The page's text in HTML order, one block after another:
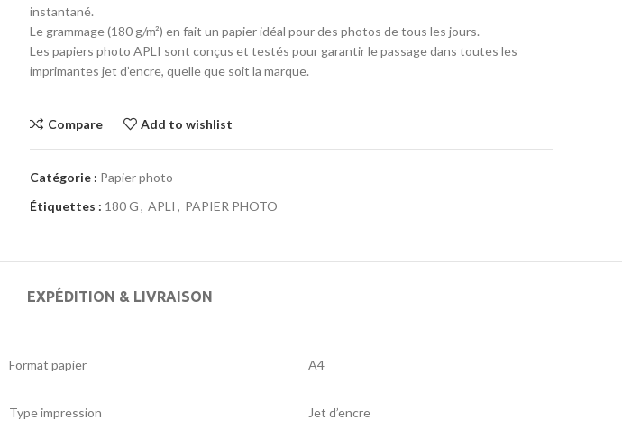
instantané.
Le grammage (180 g/m²) en fait un papier idéal pour des photos de tous les jours.
Les papiers photo APLI sont conçus et testés pour garantir le passage dans toutes les
imprimantes jet d’encre, quelle que soit la marque.
Compare Add to wishlist
Catégorie : Papier photo
Étiquettes : 180 G, APLI , PAPIER PHOTO
EXPÉDITION & LIVRAISON
Format papier A4
Type impression Jet d’encre